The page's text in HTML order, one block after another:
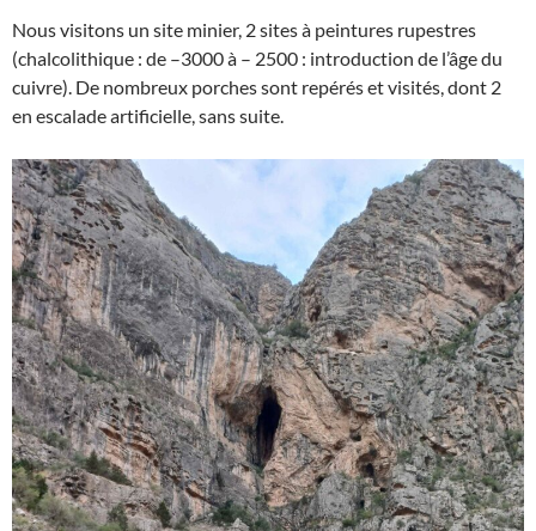
Nous visitons un site minier, 2 sites à peintures rupestres
(chalcolithique : de –3000 à – 2500 : introduction de l’âge du
cuivre). De nombreux porches sont repérés et visités, dont 2
en escalade artificielle, sans suite.